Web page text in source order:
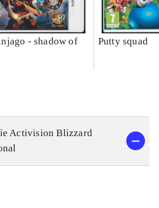
- shadow of
Putty squad
Activision Blizzard